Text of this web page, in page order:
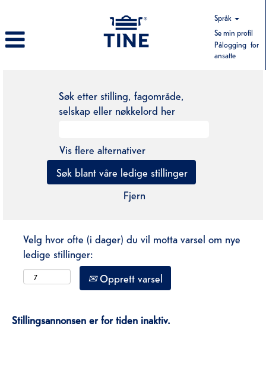
Språk
Se min profil
Pålogging for
ansatte
Søk etter stilling, fagområde,
selskap eller nøkkelord her
Vis flere alternativer
Fjern
Velg hvor ofte (i dager) du vil motta varsel om nye
ledige stillinger:
Opprett varsel
Stillingsannonsen er for tiden inaktiv.